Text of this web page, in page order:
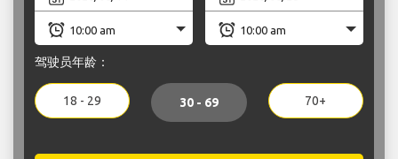
驾驶员年龄：
18 - 29 30 - 69 70+